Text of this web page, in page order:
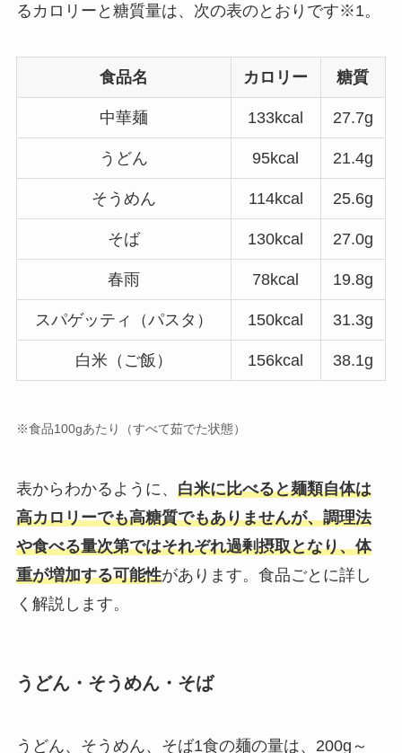
るカロリーと糖質量は、次の表のとおりです※1。
食品名 カロリー 糖質
中華麺 133kcal 27.7g
うどん 95kcal 21.4g
そうめん 114kcal 25.6g
そば 130kcal 27.0g
春雨 78kcal 19.8g
スパゲッティ（パスタ） 150kcal 31.3g
白米（ご飯） 156kcal 38.1g
※食品100gあたり（すべて茹でた状態）
表からわかるように、 白米に比べると麺類自体は
高カロリーでも高糖質でもありませんが、調理法
や食べる量次第ではそれぞれ過剰摂取となり、体
重が増加する可能性があります。食品ごとに詳し
く解説します。
うどん・そうめん・そば
うどん、そうめん、そば1食の麺の量は、200g～